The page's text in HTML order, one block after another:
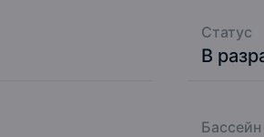
Статус
В
Бассейн